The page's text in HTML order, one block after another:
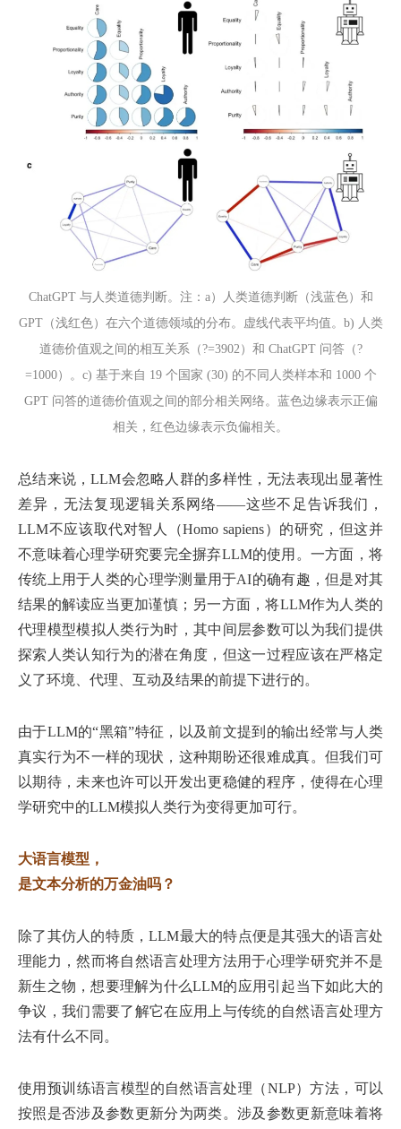
ChatGPT 与人类道德判断。注：a）人类道德判断（浅蓝色）和
GPT（浅红色）在六个道德领域的分布。虚线代表平均值。b) 人类
道德价值观之间的相互关系（?=3902）和 ChatGPT 问答（?
=1000⁠）。c) 基于来自 19 个国家 (30) 的不同人类样本和 1000 个
GPT 问答的道德价值观之间的部分相关网络。蓝色边缘表示正偏
相关，红色边缘表示负偏相关。
总结来说，LLM会忽略人群的多样性，无法表现出显著性
差异，无法复现逻辑关系网络——这些不足告诉我们，
LLM不应该取代对智人（Homo sapiens）的研究，但这并
不意味着心理学研究要完全摒弃LLM的使用。一方面，将
传统上用于人类的心理学测量用于AI的确有趣，但是对其
结果的解读应当更加谨慎；另一方面，将LLM作为人类的
代理模型模拟人类行为时，其中间层参数可以为我们提供
探索人类认知行为的潜在角度，但这一过程应该在严格定
义了环境、代理、互动及结果的前提下进行的。
由于LLM的“黑箱”特征，以及前文提到的输出经常与人类
真实行为不一样的现状，这种期盼还很难成真。但我们可
以期待，未来也许可以开发出更稳健的程序，使得在心理
学研究中的LLM模拟人类行为变得更加可行。
大语言模型，
是文本分析的万金油吗？
除了其仿人的特质，LLM最大的特点便是其强大的语言处
理能力，然而将自然语言处理方法用于心理学研究并不是
新生之物，想要理解为什么LLM的应用引起当下如此大的
争议，我们需要了解它在应用上与传统的自然语言处理方
法有什么不同。
使用预训练语言模型的自然语言处理（NLP）方法，可以
按照是否涉及参数更新分为两类。涉及参数更新意味着将